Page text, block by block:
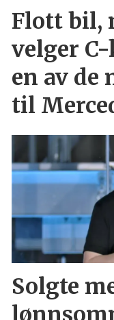
Flott bil,
velger
en av de
til
Solgte